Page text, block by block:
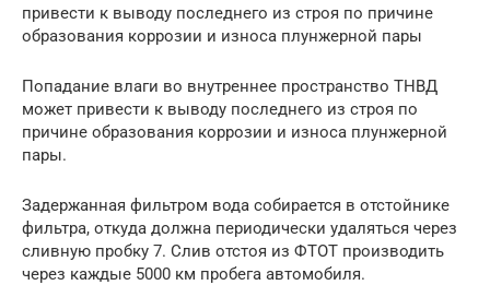
привести к выводу последнего из строя по причине
образования коррозии и износа плунжерной пары
Попадание влаги во внутреннее пространство ТНВД
может привести к выводу последнего из строя по
причине образования коррозии и износа плунжерной
пары.
Задержанная фильтром вода собирается в отстойнике
фильтра, откуда должна периодически удаляться через
сливную пробку 7. Слив отстоя из ФТОТ производить
через каждые 5000 км пробега автомобиля.